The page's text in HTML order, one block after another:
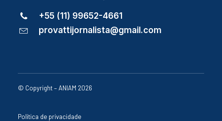
+55 (11) 99652-4661
provattijornalista@gmail.com
© Copyright – ANIAM 2026
Política de privacidade